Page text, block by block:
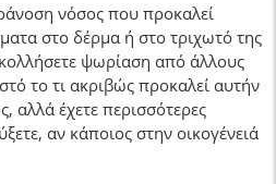
νόσος που προκαλεί
στο δέρμα ή στο τριχωτό της
ψωρίαση από άλλους
το τι ακριβώς προκαλεί αυτήν
αλλά έχετε περισσότερες
αν κάποιος στην οικογένειά